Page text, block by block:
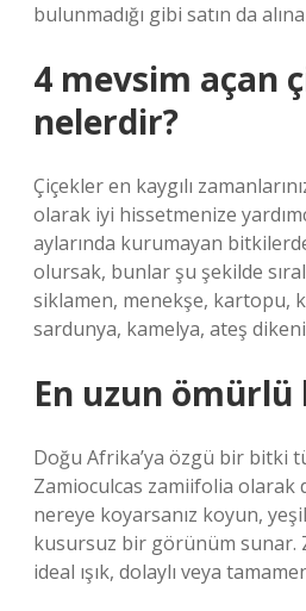
bulunmadığı gibi satın da
4 mevsim açan
nelerdir?
Çiçekler en kaygılı
olarak iyi hissetmenize
aylarında kurumayan
olursak, bunlar şu şekilde
siklamen, menekşe, kartopu,
sardunya, kamelya, ateş
En uzun
Doğu Afrika’ya özgü bir bitki
Zamioculcas zamiifolia olarak
nereye koyarsanız koyun,
kusursuz bir görünüm sunar.
ideal ışık, dolaylı veya